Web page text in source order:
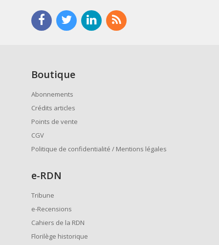
Boutique
Abonnements
Crédits articles
Points de vente
CGV
Politique de confidentialité / Mentions légales
e-RDN
Tribune
e-Recensions
Cahiers de la RDN
Florilège historique